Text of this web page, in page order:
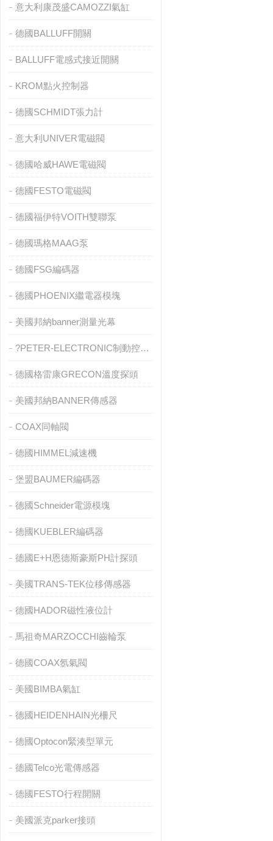
意大利康茂盛CAMOZZI氣缸
德國BALLUFF開關
BALLUFF電感式接近開關
KROM點火控制器
德國SCHMIDT張力計
意大利UNIVER電磁閥
德國哈威HAWE電磁閥
德國FESTO電磁閥
德國福伊特VOITH雙聯泵
德國瑪格MAAG泵
德國FSG編碼器
德國PHOENIX繼電器模塊
美國邦納banner測量光幕
?PETER-ELECTRONIC制動控制器
德國格雷康GRECON溫度探頭
美國邦納BANNER傳感器
COAX同軸閥
德國HIMMEL減速機
堡盟BAUMER編碼器
德國Schneider電源模塊
德國KUEBLER編碼器
德國E+H恩德斯豪斯PH計探頭
美國TRANS-TEK位移傳感器
德國HADOR磁性液位計
馬祖奇MARZOCCHI齒輪泵
德國COAX氬氣閥
美國BIMBA氣缸
德國HEIDENHAIN光柵尺
德國Optocon緊湊型單元
德國Telco光電傳感器
德國FESTO行程開關
美國派克parker接頭